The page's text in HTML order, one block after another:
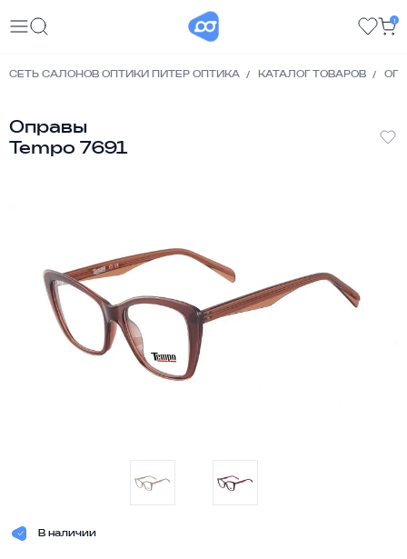
1
СЕТЬ САЛОНОВ ОПТИКИ ПИТЕР ОПТИКА КАТАЛОГ ТОВАРОВ
Оправы
Tempo 7691
В наличии